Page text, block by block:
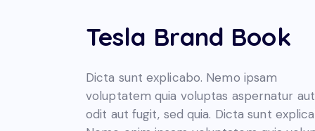
Tesla Brand Book
Dicta sunt explicabo. Nemo ipsam
voluptatem quia voluptas aspernatur aut
odit aut fugit, sed quia. Dicta sunt